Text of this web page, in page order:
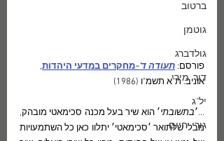
ברטוב
גוטמן
גולדברג
דור, מירי
יל"ג
גורי, חיים
פורסם: תעודה ד'-מחקרים במדעי היהדות,
אוניב. ת"א תשמ"ו (1986)
...׳בתשובתי